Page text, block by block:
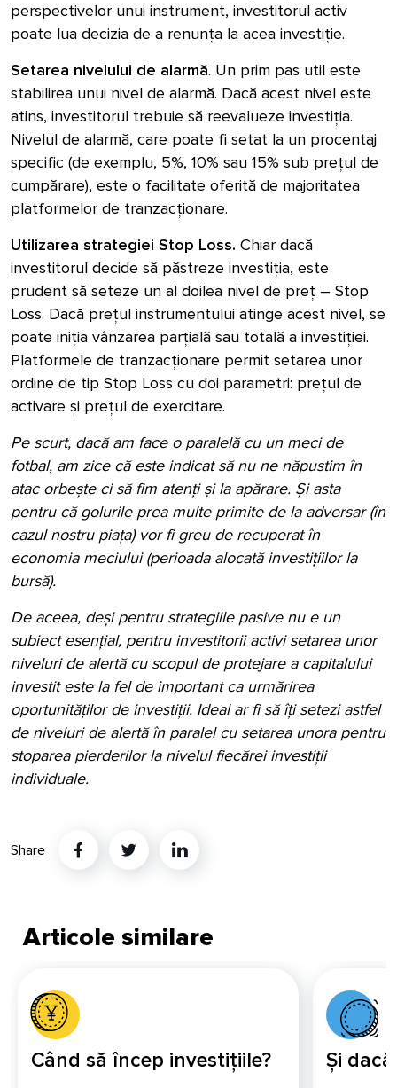
perspectivelor unui instrument, investitorul activ
poate lua decizia de a renunța la acea investiție.
Setarea nivelului de alarmă. Un prim pas util este
stabilirea unui nivel de alarmă. Dacă acest nivel este
atins, investitorul trebuie să reevalueze investiția.
Nivelul de alarmă, care poate fi setat la un procentaj
specific (de exemplu, 5%, 10% sau 15% sub prețul de
cumpărare), este o facilitate oferită de majoritatea
platformelor de tranzacționare.
Utilizarea strategiei Stop Loss. Chiar dacă
investitorul decide să păstreze investiția, este
prudent să seteze un al doilea nivel de preț – Stop
Loss. Dacă prețul instrumentului atinge acest nivel, se
poate iniția vânzarea parțială sau totală a investiției.
Platformele de tranzacționare permit setarea unor
ordine de tip Stop Loss cu doi parametri: prețul de
activare și prețul de exercitare.
Pe scurt, dacă am face o paralelă cu un meci de
fotbal, am zice că este indicat să nu ne năpustim în
atac orbește ci să fim atenți și la apărare. Și asta
pentru că golurile prea multe primite de la adversar (în
cazul nostru piața) vor fi greu de recuperat în
economia meciului (perioada alocată investițiilor la
bursă).
De aceea, deși pentru strategiile pasive nu e un
subiect esențial, pentru investitorii activi setarea unor
niveluri de alertă cu scopul de protejare a capitalului
investit este la fel de important ca urmărirea
oportunităților de investiții. Ideal ar fi să îți setezi astfel
de niveluri de alertă în paralel cu setarea unora pentru
stoparea pierderilor la nivelul fiecărei investiții
individuale.
Share TwitterLinkedin
Articole similare
Când să încep investițiile? Și